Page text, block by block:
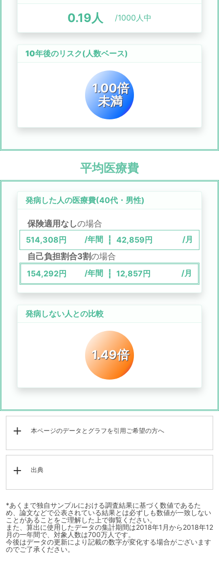
0.19人 /1000人中
10年後のリスク(人数ベース)
1.00倍
未満
平均医療費
発病した人の医療費(40代 ・ 男性)
保険適用なしの場合
514,308円 /年間 42,859円
/月
自己負担割合3割の場合
154,292円 /年間 12,857円 /月
発病しない人との比較
1.49倍
本ページのデータとグラフを引用ご希望の方へ
出典
*あくまで独自サンプルにおける調査結果に基づく数値であるた
め、論文などで公表されている結果とは必ずしも数値が一致しない
ことがあることをご理解した上で御覧ください。
また、算出に使用したデータの集計期間は2018年1月から2018年12
月の一年間で、対象人数は700万人です。
今後はデータの更新により記載の数字が変化する場合がございます
のでご了承ください。